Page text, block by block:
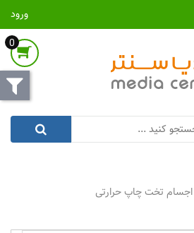
ورود
0
اجسام تخت چاپ حرارتی